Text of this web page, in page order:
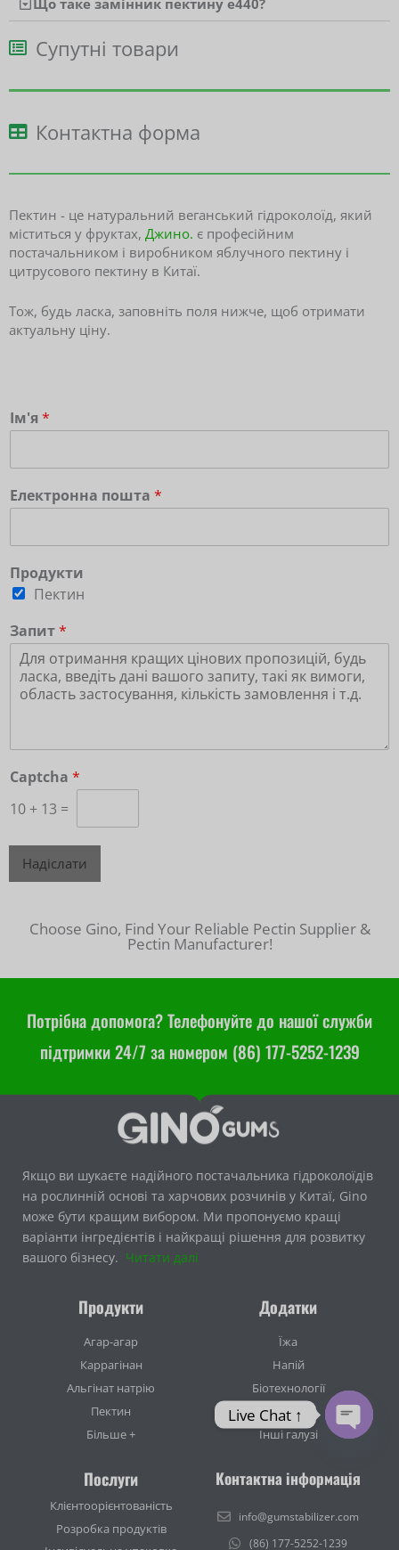
Супутні товари
Контактна форма
Пектин - це натуральний веганський гідроколоїд, який
міститься у фруктах, Джино. є професійним
постачальником і виробником яблучного пектину і
цитрусового пектину в Китаї.
Тож, будь ласка, заповніть поля нижче, щоб отримати
актуальну ціну.
Ім'я*
Електронна пошта *
Продукти
Пектин
Запит*
Captcha *
10 + 13 =
Надіслати
Choose Gino, Find Your Reliable Pectin Supplier &
Pectin Manufacturer!
Потрібна допомога? Телефонуйте до нашої служби
підтримки 24/7 за номером (86) 177-5252-1239
Якщо ви шукаєте надійного постачальника гідроколоїдів
на рослинній основі та харчових розчинів у Китаї, Gino
може бути кращим вибором. Ми пропонуємо кращі
варіанти інгредієнтів і найкращі рішення для розвитку
вашого бізнесу. Читати далі
Продукти
Агар-агар
Каррагінан
Альгінат натрію
Пектин
Більше +
Додатки
Їжа
Напій
Біотехнології
Косметика
Інші галузі
Послуги
Клієнтоорієнтованість
Розробка продуктів
Контактна інформація
info@gumstabilizer.com
(86) 177-5252-1239
Live Chat ↑